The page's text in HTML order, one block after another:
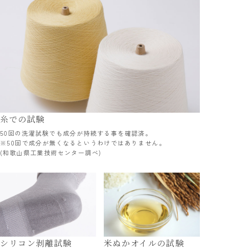
糸での試験
50回の洗濯試験でも成分が持続する事を確認済。
※50回で成分が無くなるというわけではありません。
(和歌山県工業技術センター調べ)
シリコン剥離試験 米ぬかオイルの試験